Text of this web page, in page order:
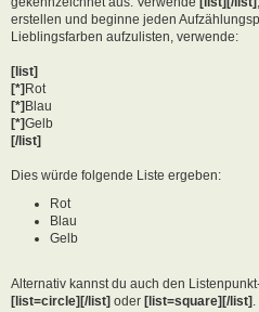
erstellen und beginne jeden
Lieblingsfarben aufzulisten, verwende:
[list]
[*] Rot
[*] Blau
[*]Gelb
[/list]
Dies würde folgende Liste ergeben:
Rot
Blau
Gelb
Alternativ kannst du auch den
[list=circle][/list] oder [list=square][/list] .